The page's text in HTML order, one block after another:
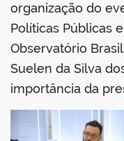
organização do
Políticas Públicas
Observatório
Suelen da Silva
importância da